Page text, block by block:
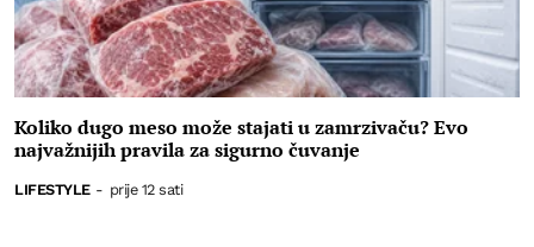
Koliko dugo meso može stajati u zamrzivaču? Evo
najvažnijih pravila za sigurno čuvanje
LIFESTYLE - prije 12 sati